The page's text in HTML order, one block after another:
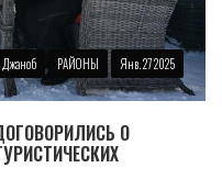
Джаноб РАЙОНЫ Янв. 27 2025
О